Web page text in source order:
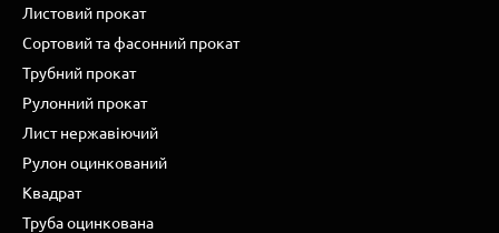
Листовий прокат
Сортовий та фасонний прокат
Трубний прокат
Рулонний прокат
Лист нержавіючий
Рулон оцинкований
Квадрат
Труба оцинкована